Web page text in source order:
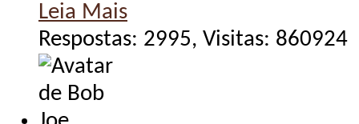
Leia Mais
Respostas: 2995, Visitas: 860924